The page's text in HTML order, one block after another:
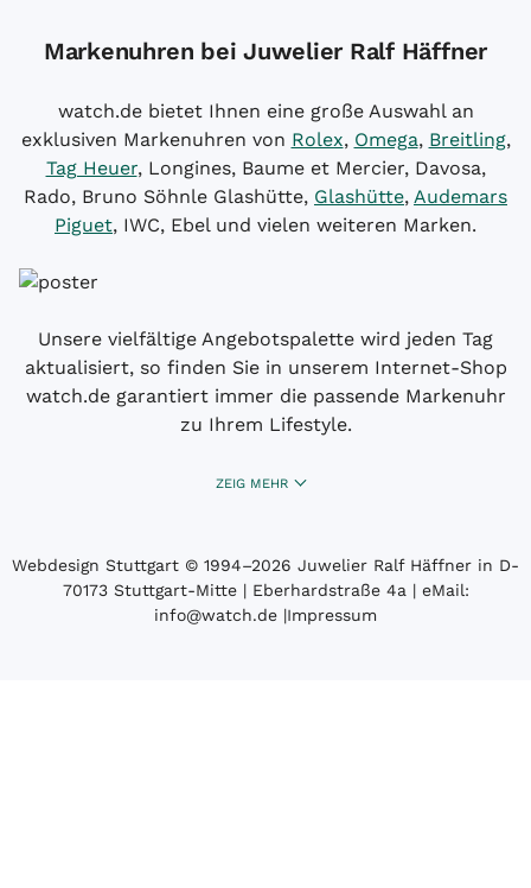
Markenuhren bei Juwelier Ralf Häffner
watch.de bietet Ihnen eine große Auswahl an
exklusiven Markenuhren von Rolex, Omega, Breitling,
Tag Heuer, Longines, Baume et Mercier, Davosa,
Rado, Bruno Söhnle Glashütte, Glashütte, Audemars
Piguet, IWC, Ebel und vielen weiteren Marken.
Unsere vielfältige Angebotspalette wird jeden Tag
aktualisiert, so finden Sie in unserem Internet-Shop
watch.de garantiert immer die passende Markenuhr
zu Ihrem Lifestyle.
ZEIG MEHR
Webdesign Stuttgart © 1994­–2026 Juwelier Ralf Häffner in D-
70173 Stuttgart-Mitte | Eberhardstraße 4a | eMail:
info@watch.de |Impressum